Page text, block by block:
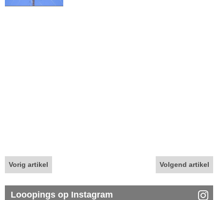
Vorig artikel Volgend artikel
Looopings op Instagram